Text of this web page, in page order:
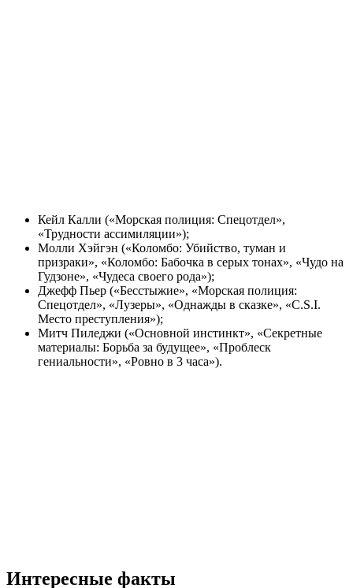
Кейл Калли («Морская полиция: Спецотдел»,
«Трудности ассимиляции»);
Молли Хэйгэн («Коломбо: Убийство, туман и
призраки», «Коломбо: Бабочка в серых тонах», «Чудо на
Гудзоне», «Чудеса своего рода»);
Джефф Пьер («Бесстыжие», «Морская полиция:
Спецотдел», «Лузеры», «Однажды в сказке», «C.S.I.
Место преступления»);
Митч Пиледжи («Основной инстинкт», «Секретные
материалы: Борьба за будущее», «Проблеск
гениальности», «Ровно в 3 часа»).
Интересные факты